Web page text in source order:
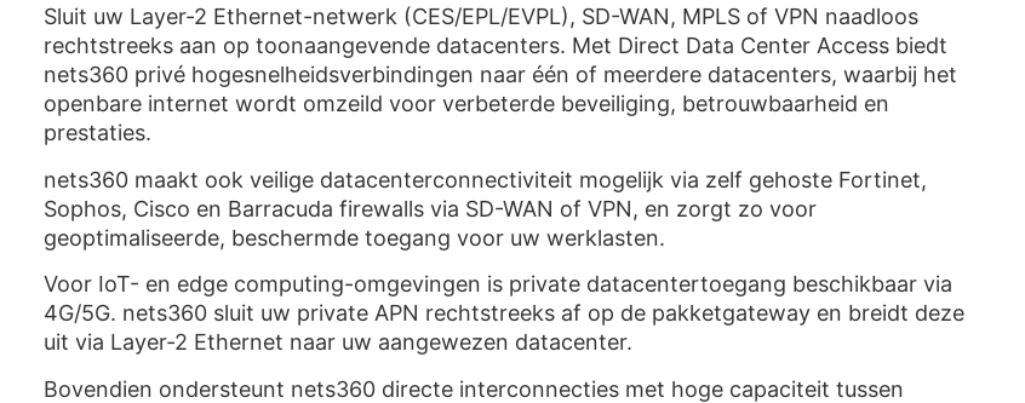
Sluit uw Layer-2 Ethernet-netwerk (CES/EPL/EVPL), SD-WAN, MPLS of VPN naadloos
rechtstreeks aan op toonaangevende datacenters. Met Direct Data Center Access biedt
nets360 privé hogesnelheidsverbindingen naar één of meerdere datacenters, waarbij het
openbare internet wordt omzeild voor verbeterde beveiliging, betrouwbaarheid en
prestaties.
nets360 maakt ook veilige datacenterconnectiviteit mogelijk via zelf gehoste Fortinet,
Sophos, Cisco en Barracuda firewalls via SD-WAN of VPN, en zorgt zo voor
geoptimaliseerde, beschermde toegang voor uw werklasten.
Voor IoT- en edge computing-omgevingen is private datacentertoegang beschikbaar via
4G/5G. nets360 sluit uw private APN rechtstreeks af op de pakketgateway en breidt deze
uit via Layer-2 Ethernet naar uw aangewezen datacenter.
Bovendien ondersteunt nets360 directe interconnecties met hoge capaciteit tussen